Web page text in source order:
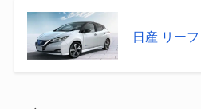
日産 リーフ